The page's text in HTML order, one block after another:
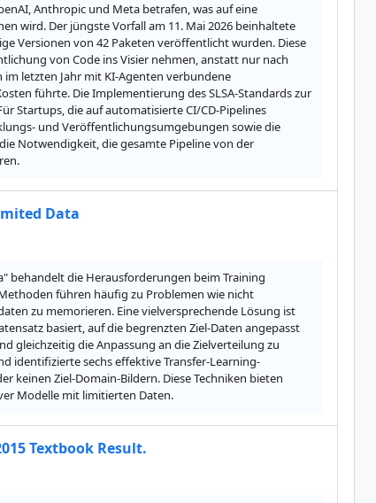
Anthropic und Meta betrafen, was auf eine
wird. Der jüngste Vorfall am 11. Mai 2026 beinhaltete
Versionen von 42 Paketen veröffentlicht wurden. Diese
von Code ins Visier nehmen, anstatt nur nach
im letzten Jahr mit KI-Agenten verbundene
führte. Die Implementierung des SLSA-Standards zur
Startups, die auf automatisierte CI/CD-Pipelines
und Veröffentlichungsumgebungen sowie die
Notwendigkeit, die gesamte Pipeline von der
Data
behandelt die Herausforderungen beim Training
führen häufig zu Problemen wie nicht
zu memorieren. Eine vielversprechende Lösung ist
basiert, auf die begrenzten Ziel-Daten angepasst
gleichzeitig die Anpassung an die Zielverteilung zu
identifizierte sechs effektive Transfer-Learning-
keinen Ziel-Domain-Bildern. Diese Techniken bieten
Modelle mit limitierten Daten.
Textbook Result.